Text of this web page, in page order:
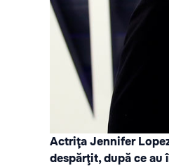
Actriţa Jennifer
despărţit, după ce au